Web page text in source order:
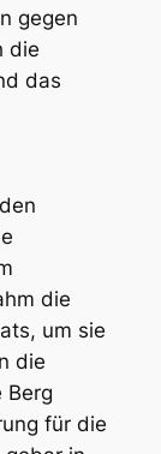
gegen
die
das
die
um sie
die
Berg
für die